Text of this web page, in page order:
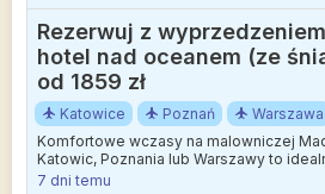
Rezerwuj z
hotel nad oceanem (ze
od 1859 zł
Katowice Poznań Warszawa
Komfortowe wczasy na malowniczej
Katowic, Poznania lub Warszawy to
szukających wytchnienia nad brzegiem
7 dni temu